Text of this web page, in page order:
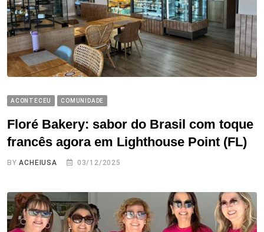
ACONTECEU COMUNIDADE
Floré Bakery: sabor do Brasil com toque
francês agora em Lighthouse Point (FL)
BYACHEIUSA 03/12/2025